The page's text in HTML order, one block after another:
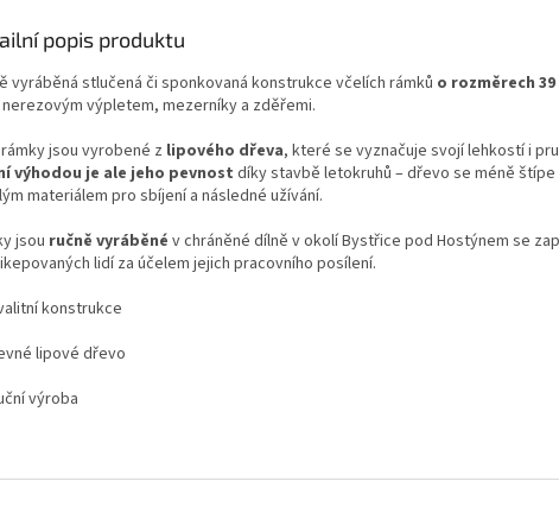
popis produktu
vyráběná stlučená či sponkovaná konstrukce včelích rámků o rozměrech 39
výpletem, mezerníky a zděřemi.
jsou vyrobené z lipového dřeva, které se vyznačuje svojí lehkostí i
výhodou je ale jeho pevnost díky stavbě letokruhů – dřevo se méně štípe
materiálem pro sbíjení a následné užívání.
jsou ručně vyráběné v chráněné dílně v okolí Bystřice pod Hostýnem se
lidí za účelem jejich pracovního posílení.
konstrukce
lipové dřevo
výroba